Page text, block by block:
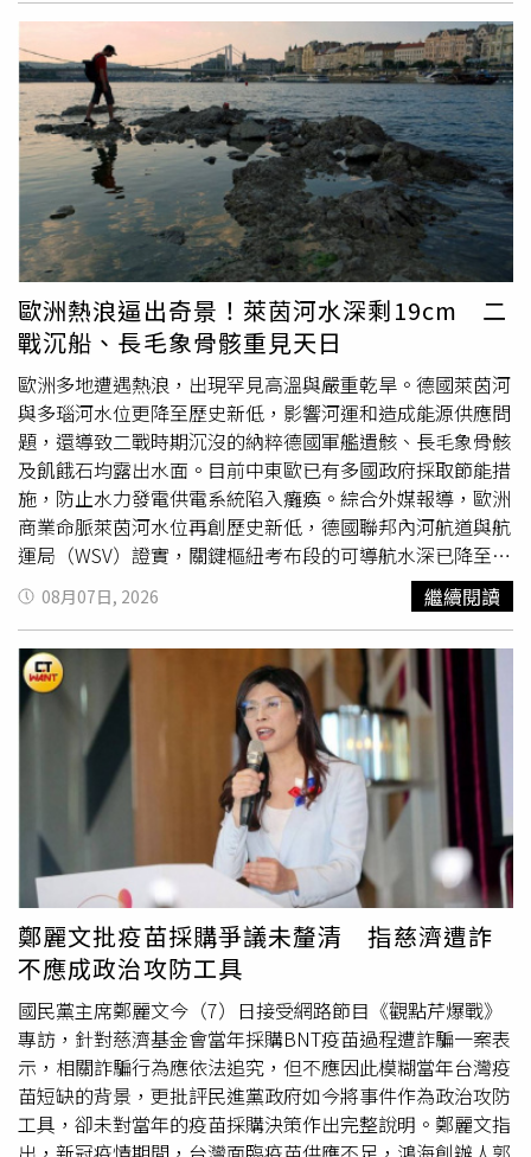
是剩下很多藥物。追問後才得知，患者認為吃太多西藥，體
內會累積毒素，才自行決定每天從5顆藥裡面挑1、2顆服
用。洪醫師進一步透露，該名患者因長期血壓和血糖控制不
佳，導致腎功能在幾個月內直線下滑，最後親手把自己慢慢
推向洗腎這一步。針對臨床常見的錯誤服藥行為，洪醫師整
理出長輩排斥西藥的「五大迷思話語」。第一名的誤解就是
「西藥吃多會累積毒素，最後一定要洗腎」，他解釋國內導
致洗腎的前兩大元兇其實是血糖與血壓控制不良，依醫囑規
律服藥才是保腎關鍵。排名第二與第三的則是「草藥食補比
西藥安全」及「他人吃藥吃到洗腎」，忽視天然物可能帶來
的高磷高鉀負擔，且將疾病控制不佳倒果為因，歸咎於藥物
此外，名列第四與第五的迷思則為「西藥是化學毒物越吃越
虛」以及「沒身體不適無須吃藥」。洪醫師特別指出，高血
壓與早期腎臟病皆屬於無明顯警訊的「沉默殺手」，若等到
出現全身水腫或呼吸喘促時，腎臟功能多半已嚴重受損。至
於讓體質衰弱的真正主因，乃是長期高血糖與高血壓對各器
官進行的慢性破壞，而非經臨床研究調配的專業處方藥物。
洪醫師提醒，網路流言與對西藥的深層偏見是破壞腎功能的
最大隱形殺手。面對家中患有慢性病或腎功能不佳的長輩，
家屬應多加關心其日常服藥狀況，切勿任由患者自行憑感覺
挑藥或尋求偏方。唯有建立正確的用藥觀念、遵循專業醫囑
並定期追蹤檢查，才能為腎臟健康築起最堅實的防護罩。
歐洲熱浪逼出奇景！萊茵河水深剩19cm 二
戰沉船、長毛象骨骸重見天日
歐洲多地遭遇熱浪，出現罕見高溫與嚴重乾旱。德國萊茵河
與多瑙河水位更降至歷史新低，影響河運和造成能源供應問
題，還導致二戰時期沉沒的納粹德國軍艦遺骸、長毛象骨骸
及飢餓石均露出水面。目前中東歐已有多國政府採取節能措
施，防止水力發電供電系統陷入癱瘓。綜合外媒報導，歐洲
商業命脈萊茵河水位再創歷史新低，德國聯邦內河航道與航
運局（WSV）證實，關鍵樞紐考布段的可導航水深已降至19
公分，嚴重衝擊這條串聯歐洲工業大國的黃金水道。水位過
低導致內河貨運運能大幅縮減，航運成本呈現爆發式成長，
讓本已脆弱的德國工業供應鏈雪上加霜。位於科布林茲附近
的考布（Kaub）隘口6日測得的可導航水深僅19公分，打破
2018年創下的25公分歷史最低紀錄。德國內河航運業者
HGK Shipping發言人指出，在極端水情下，航行船隻的載
重能力遭嚴格限制，目前僅能維持正常運量的兩成左右，部
分大型雙體組合推駁船甚至已無法在萊茵河南段順利航行，
整體內河航運陷入前所未有的困局。據了解，萊茵河負責德
國約80%的內陸水運，每年運送多達2.85億噸貨物。作為穀
物、礦石、煤炭及汽油等石油產品的重要運輸動脈，萊茵河
航運受阻直接衝擊德國基本能源與工業原料供應。面對這場
持續惡化的水情危機，德國交通部長已於6日召開緊急會
議，研商能為航運業與受影響工業界提供的短期救濟方案，
期盼能減緩物流瓶頸對國家經濟造成的二次傷害。另外，有
德國媒體報導指出，這次水位創新低的情形，在河床下的許
多歷史遺跡也意外重見天日，包括二戰時期納粹德軍的軍艦
遺骸、過去萊茵河捕鰻漁船、冰河時期的猛獁象骨骸和數百
年前記錄旱災與飢荒的飢餓石。
08月07日, 2026 繼續閱讀
鄭麗文批疫苗採購爭議未釐清 指慈濟遭詐
不應成政治攻防工具
國民黨主席鄭麗文今（7）日接受網路節目《觀點芹爆戰》
專訪，針對慈濟基金會當年採購BNT疫苗過程遭詐騙一案表
示，相關詐騙行為應依法追究，但不應因此模糊當年台灣疫
苗短缺的背景，更批評民進黨政府如今將事件作為政治攻防
工具，卻未對當年的疫苗採購決策作出完整說明。鄭麗文指